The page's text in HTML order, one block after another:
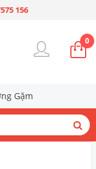
156
0
Gặm